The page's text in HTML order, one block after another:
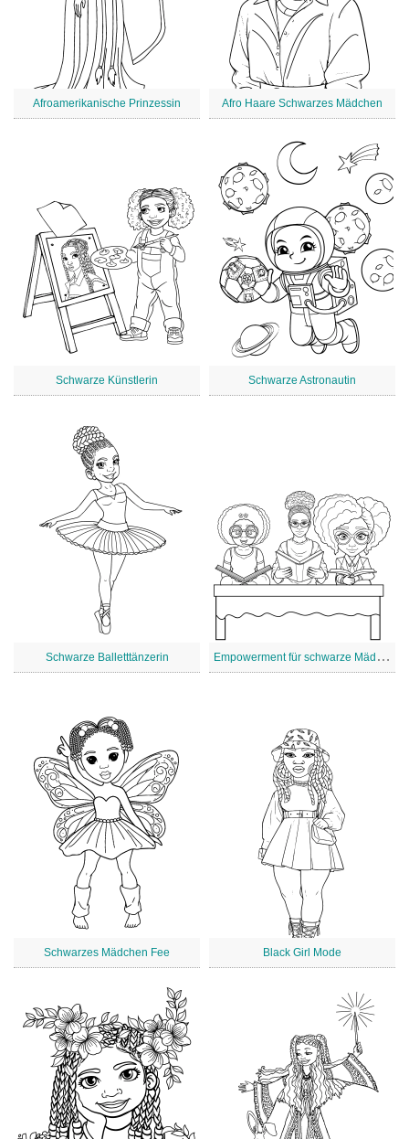
Afroamerikanische Prinzessin Afro Haare Schwarzes Mädchen
Schwarze Künstlerin Schwarze Astronautin
Schwarze Balletttänzerin E
mpowerment für schwarze Mädchen
Schwarzes Mädchen Fee Black Girl Mode